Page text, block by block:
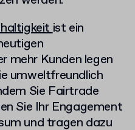
ist ein
mehr Kunden legen
umweltfreundlich
Sie Fairtrade
Sie Ihr Engagement
und tragen dazu